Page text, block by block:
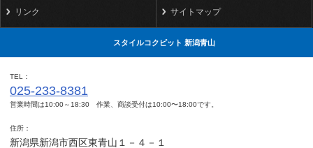
リンク サイトマップ
スタイルコクピット 新潟青山
TEL
025-233-8381
営業時間は10:00～18:30 作業、商談受付は10:00〜18:00です。
住所
新潟県新潟市西区東青山１－４－１